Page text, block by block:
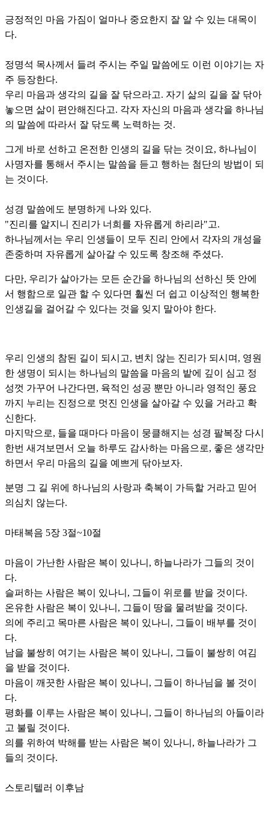
긍정적인 마음 가짐이 얼마나 중요한지 잘 알 수 있는 대목이
다.
정명석 목사께서 들려 주시는 주일 말씀에도 이런 이야기는 자
주 등장한다.
우리 마음과 생각의 길을 잘 닦으라고. 자기 삶의 길을 잘 닦아
놓으면 삶이 편안해진다고. 각자 자신의 마음과 생각을 하나님
의 말씀에 따라서 잘 닦도록 노력하는 것.
그게 바로 선하고 온전한 인생의 길을 닦는 것이요, 하나님이
사명자를 통해서 주시는 말씀을 듣고 행하는 첨단의 방법이 되
는 것이다.
성경 말씀에도 분명하게 나와 있다.
"진리를 알지니 진리가 너희를 자유롭게 하리라"고.
하나님께서는 우리 인생들이 모두 진리 안에서 각자의 개성을
존중하며 자유롭게 살아갈 수 있도록 창조해 주셨다.
다만, 우리가 살아가는 모든 순간을 하나님의 선하신 뜻 안에
서 행함으로 일관 할 수 있다면 훨씬 더 쉽고 이상적인 행복한
인생길을 걸어갈 수 있다는 것을 잊지 말아야 한다.
우리 인생의 참된 길이 되시고, 변치 않는 진리가 되시며, 영원
한 생명이 되시는 하나님의 말씀을 마음의 밭에 깊이 심고 정
성껏 가꾸어 나간다면, 육적인 성공 뿐만 아니라 영적인 풍요
까지 누리는 진정으로 멋진 인생을 살아갈 수 있을 거라고 확
신한다.
마지막으로, 들을 때마다 마음이 뭉클해지는 성경 팔복장 다시
한번 새겨보면서 오늘 하루도 감사하는 마음으로, 좋은 생각만
하면서 우리 마음의 길을 예쁘게 닦아보자.
분명 그 길 위에 하나님의 사랑과 축복이 가득할 거라고 믿어
의심치 않는다.
마태복음 5장 3절~10절
마음이 가난한 사람은 복이 있나니, 하늘나라가 그들의 것이
다.
슬퍼하는 사람은 복이 있나니, 그들이 위로를 받을 것이다.
온유한 사람은 복이 있나니, 그들이 땅을 물려받을 것이다.
의에 주리고 목마른 사람은 복이 있나니, 그들이 배부를 것이
다.
남을 불쌍히 여기는 사람은 복이 있나니, 그들이 불쌍히 여김
을 받을 것이다.
마음이 깨끗한 사람은 복이 있나니, 그들이 하나님을 볼 것이
다.
평화를 이루는 사람은 복이 있나니, 그들이 하나님의 아들이라
고 불릴 것이다.
의를 위하여 박해를 받는 사람은 복이 있나니, 하늘나라가 그
들의 것이다.
스토리텔러 이후남